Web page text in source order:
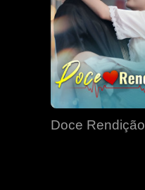
Doce Rendição